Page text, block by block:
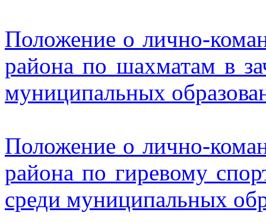
Положение о лично-
района по шахматам в
муниципальных
Положение о лично-
района по гиревому
среди муниципальных